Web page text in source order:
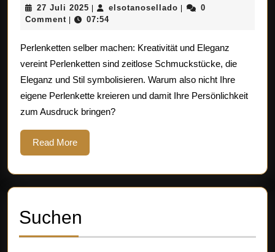
machen
–
27 Juli 2025 27
Juli
| elsotanosellado elsotanosellado
|
0
Comment | 07:54
Perlenketten selber machen: Kreativität und Eleganz
vereint Perlenketten sind zeitlose Schmuckstücke, die
Eleganz und Stil symbolisieren. Warum also nicht Ihre
eigene Perlenkette kreieren und damit Ihre Persönlichkeit
zum Ausdruck bringen?
Read MoreRead
More
Suchen